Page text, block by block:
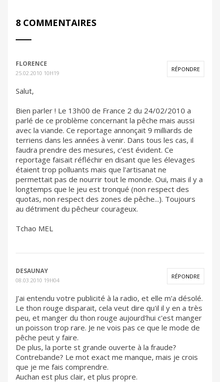
8 COMMENTAIRES
FLORENCE
25.02.2010 10H19
RÉPONDRE
Salut,
Bien parler ! Le 13h00 de France 2 du 24/02/2010 a
parlé de ce problème concernant la pêche mais aussi
avec la viande. Ce reportage annonçait 9 milliards de
terriens dans les années à venir. Dans tous les cas, il
faudra prendre des mesures, c'est évident. Ce
reportage faisait réfléchir en disant que les élevages
étaient trop polluants mais que l'artisanat ne
permettait pas de nourrir tout le monde. Oui, mais il y a
longtemps que le jeu est tronqué (non respect des
quotas, non respect des zones de pêche...). Toujours
au détriment du pêcheur courageux.
Tchao MEL
DESAUNAY
08.03.2010 19H04
RÉPONDRE
J'ai entendu votre publicité à la radio, et elle m'a désolé.
Le thon rouge disparait, cela veut dire qu'il il y en a très
peu, et manger du thon rouge aujourd'hui c'est manger
un poisson trop rare. Je ne vois pas ce que le mode de
pêche peut y faire.
De plus, la porte st grande ouverte à la fraude?
Contrebande? Le mot exact me manque, mais je crois
que je me fais comprendre.
Auchan est plus clair, et plus propre.